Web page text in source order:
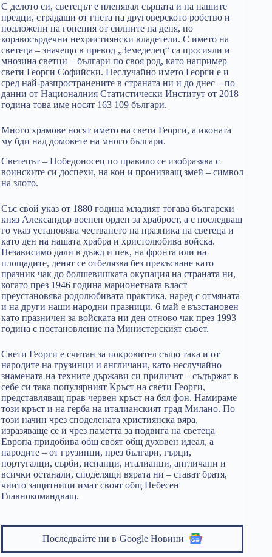
С делото си, светецът е пленявал сърцата и на нашите
предци, страдащи от гнета на друговерското робство и
подложени на гонения от силните на деня, но
коравосърдечни нехристиянски владетели. С името на
светеца – значещо в превод „Земеделец“ са просияли и
мнозина светци – българи по своя род, като например
свети Георги Софийски. Неслучайно името Георги е и
сред най-разпространените в страната ни и до днес – по
данни от Националния Статистически Институт от 2018
година това име носят 163 109 българи.
Много храмове носят името на свети Георги, а иконата
му бди над домовете на много българи.
Светецът – Победоносец по правило се изобразява с
воинските си доспехи, на кон и пронизващ змей – символ
на злото.
Със свой указ от 1880 година младият тогава български
княз Александър военен орден за храброст, а с последващ
го указ установява честването на празника на светеца и
като ден на нашата храбра и христолюбива войска.
Независимо дали в дъжд и пек, на фронта или на
площадите, денят се отбелязва без прекъсване като
празник чак до болшевишката окупация на страната ни,
когато през 1946 година марионетната власт
преустановява родолюбивата практика, наред с отмяната
и на други наши народни празници. 6 май е възстановен
като празничен за войската ни ден отново чак през 1993
година с постановление на Министерският съвет.
Свети Георги е считан за покровител също така и от
народите на грузинци и англичани, като неслучайно
знамената на техните държави си приличат – съдържат в
себе си така популярният Кръст на свети Георги,
представляващ прав червен кръст на бял фон. Намираме
този кръст и на герба на италианският град Милано. По
този начин чрез споделената християнска вяра,
изразяваще се и чрез паметта за подвига на светеца
Европа придобива общ своят общ духовен идеал, а
народите – от грузинци, през българи, гърци,
португалци, сърби, испанци, италианци, англичани и
всички останали, споделящи вярата ни – стават братя,
чиито защитници имат своят общ Небесен
Главнокомандващ.
Последвайте ни в Google Новини